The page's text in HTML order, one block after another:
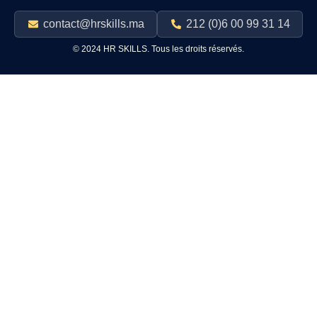
contact@hrskills.ma 212 (0)6 00 99 31 14
© 2024 HR SKILLS. Tous les droits réservés.